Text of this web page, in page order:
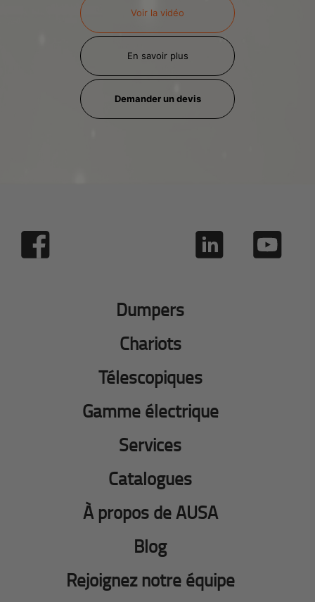
Voir la vidéo
En savoir plus
Demander un devis
Dumpers
Chariots
Télescopiques
Gamme électrique
Services
Catalogues
À propos de AUSA
Blog
Rejoignez notre équipe